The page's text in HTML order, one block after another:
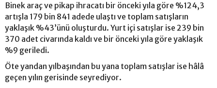
Binek araç ve pikap ihracatı bir önceki yıla göre %124,3
artışla 179 bin 841 adede ulaştı ve toplam satışların
yaklaşık %43’ünü oluşturdu. Yurt içi satışlar ise 239 bin
370 adet civarında kaldı ve bir önceki yıla göre yaklaşık
%9 geriledi.
Öte yandan yılbaşından bu yana toplam satışlar ise hâlâ
geçen yılın gerisinde seyrediyor.